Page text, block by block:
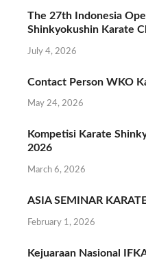
p
The 27th Indonesia
Shinkyokushin Karate
July 4, 2026
Contact Person WKO
May 24, 2026
Kompetisi Karate
2026
March 6, 2026
ASIA SEMINAR
February 1, 2026
Kejuaraan Nasional